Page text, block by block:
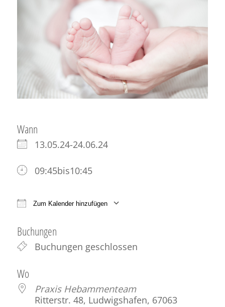
Wann
13.05.24-24.06.24
09:45bis10:45
Zum Kalender hinzufügen
Buchungen
Buchungen geschlossen
Wo
Praxis Hebammenteam
Ritterstr. 48, Ludwigshafen, 67063